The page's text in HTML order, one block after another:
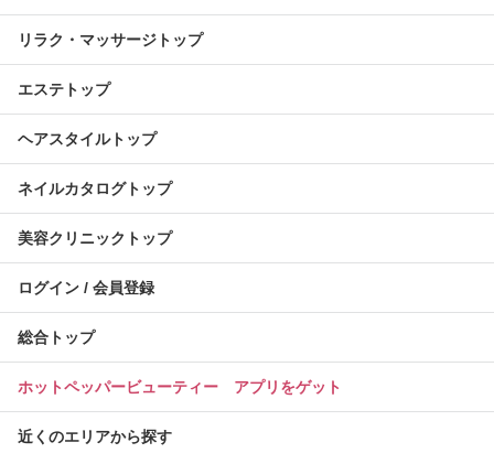
リラク・マッサージトップ
エステトップ
ヘアスタイルトップ
ネイルカタログトップ
美容クリニックトップ
ログイン / 会員登録
総合トップ
ホットペッパービューティー アプリをゲット
近くのエリアから探す